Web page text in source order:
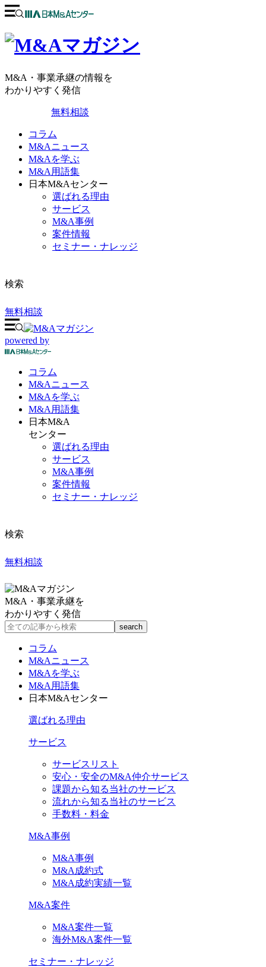
M&A・事業承継の情報を
わかりやすく発信
無料相談
コラム
M&Aニュース
M&Aを学ぶ
M&A用語集
日本M&Aセンター
選ばれる理由
サービス
M&A事例
案件情報
セミナー・ナレッジ
検索
無料相談
powered by
コラム
M&Aニュース
M&Aを学ぶ
M&A 用語集
日本M&A
センター
選ばれる理由
サービス
M&A事例
案件情報
セミナー・ナレッジ
検索
無料相談
M&A・事業承継を
わかりやすく発信
コラム
M&Aニュース
M&Aを学ぶ
M&A用語集
日本M&Aセンター
選ばれる理由
サービス
サービスリスト
安心・安全のM&A仲介サービス
課題から知る当社のサービス
流れから知る当社のサービス
手数料・料金
M&A事例
M&A事例
M&A成約式
M&A成約実績一覧
M&A案件
M&A案件一覧
海外M&A案件一覧
セミナー・ナレッジ